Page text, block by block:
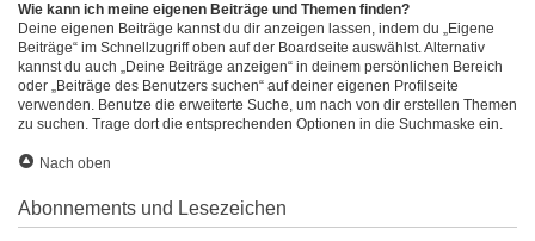
Wie kann ich meine eigenen Beiträge und Themen finden?
Deine eigenen Beiträge kannst du dir anzeigen lassen, indem du „Eigene
Beiträge“ im Schnellzugriff oben auf der Boardseite auswählst. Alternativ
kannst du auch „Deine Beiträge anzeigen“ in deinem persönlichen Bereich
oder „Beiträge des Benutzers suchen“ auf deiner eigenen Profilseite
verwenden. Benutze die erweiterte Suche, um nach von dir erstellen Themen
zu suchen. Trage dort die entsprechenden Optionen in die Suchmaske ein.
Nach oben
Abonnements und Lesezeichen